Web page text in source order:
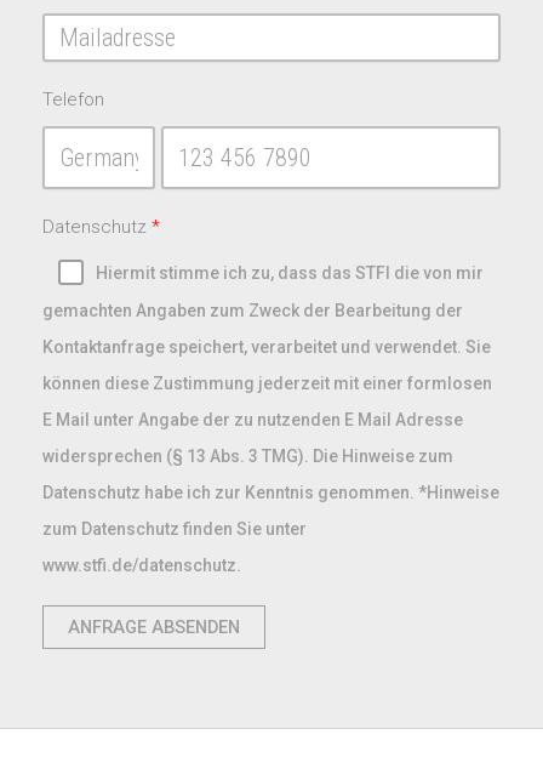
Telefon
Datenschutz
Hiermit stimme ich zu, dass das STFI die von mir
gemachten Angaben zum Zweck der Bearbeitung der
Kontaktanfrage speichert, verarbeitet und verwendet. Sie
können diese Zustimmung jederzeit mit einer formlosen
E Mail unter Angabe der zu nutzenden E Mail Adresse
widersprechen (§ 13 Abs. 3 TMG). Die Hinweise zum
Datenschutz habe ich zur Kenntnis genommen. *Hinweise
zum Datenschutz finden Sie unter
www.stfi.de/datenschutz.
ANFRAGE ABSENDEN